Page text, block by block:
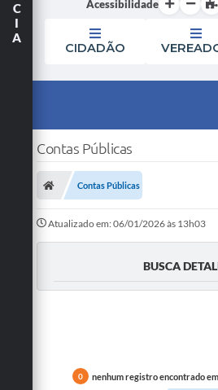
Acessibilidade
CIDADÃO
C
I
A
Contas Públicas
Contas Públicas
Atualizado em: 06/01/2026 às 13h03
BUSCA
0 nenhum registro encontrado em